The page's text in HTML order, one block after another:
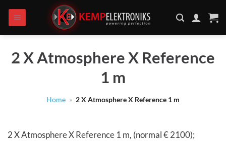
Inhalt
springen
2 X Atmosphere X Reference
1 m
Home » 2 X Atmosphere X Reference 1 m
2 X Atmosphere X Reference 1 m, (normal € 2100);